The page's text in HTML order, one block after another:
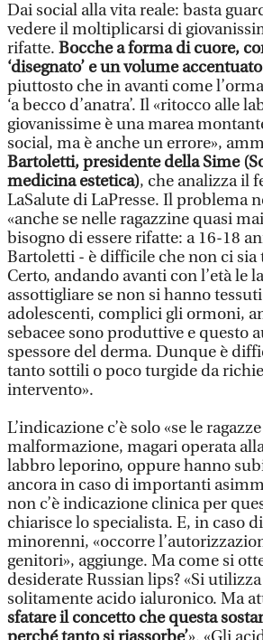
Dai social alla vita reale: basta
vedere il moltiplicarsi di
rifatte. Bocche a forma di cuore,
‘disegnato’ e un volume accentuato
piuttosto che in avanti come
‘a becco d’anatra’. Il «ritocco alle
giovanissime è una marea
social, ma è anche un errore»,
Bartoletti, presidente della Sime
medicina estetica), che analizza il
LaSalute di LaPresse. Il problema
«anche se nelle ragazzine quasi
bisogno di essere rifatte: a 16-18
Bartoletti - è difficile che non ci sia
Certo, andando avanti con l’età le
assottigliare se non si hanno
adolescenti, complici gli ormoni,
sebacee sono produttive e questo
spessore del derma. Dunque è
tanto sottili o poco turgide da
intervento».
L’indicazione c’è solo «se le
malformazione, magari operata
labbro leporino, oppure hanno
ancora in caso di importanti
non c’è indicazione clinica per
chiarisce lo specialista. E, in caso
minorenni, «occorre
genitori», aggiunge. Ma come si
desiderate Russian lips? «Si
solitamente acido ialuronico. Ma
sfatare il concetto che questa